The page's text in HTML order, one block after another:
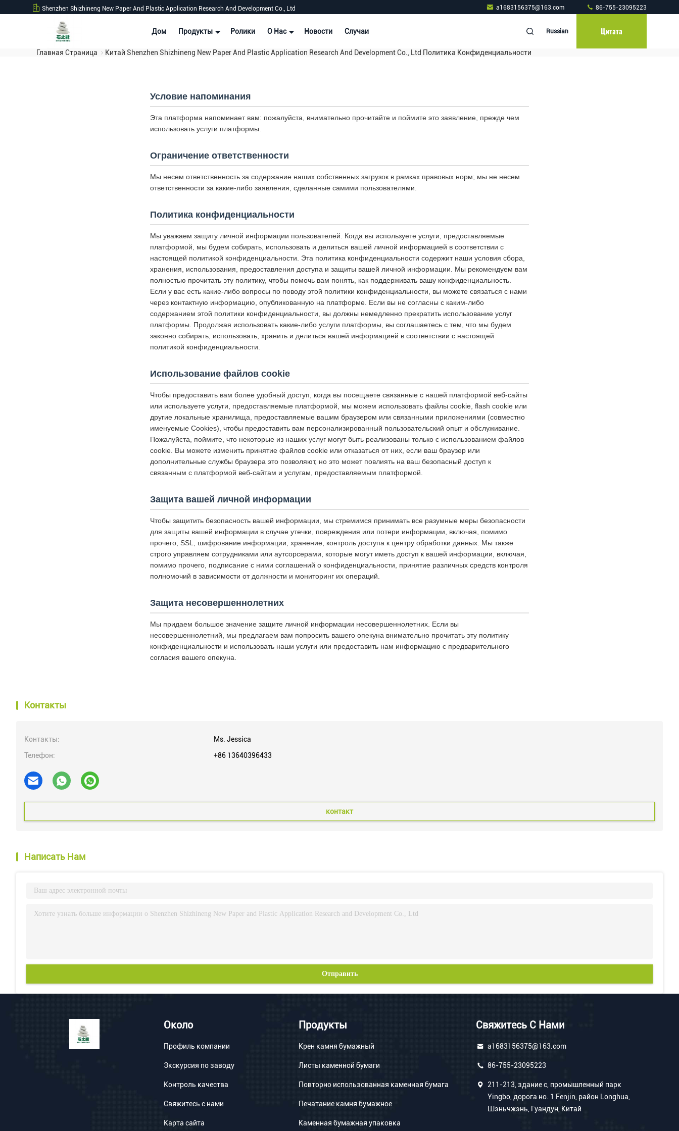
Shenzhen Shizhineng New Paper And Plastic Application Research And Development Co., Ltd a1683156375@163.com 86-755-23095223
Дом Продукты Ролики О Нас Новости Случаи Russian Цитата
Главная Страница Китай Shenzhen Shizhineng New Paper And Plastic Application Research And Development Co., Ltd Политика Конфиденциальности
Условие напоминания
Эта платформа напоминает вам: пожалуйста, внимательно прочитайте и поймите это заявление, прежде чем
использовать услуги платформы.
Ограничение ответственности
Мы несем ответственность за содержание наших собственных загрузок в рамках правовых норм; мы не несем
ответственности за какие-либо заявления, сделанные самими пользователями.
Политика конфиденциальности
Мы уважаем защиту личной информации пользователей. Когда вы используете услуги, предоставляемые
платформой, мы будем собирать, использовать и делиться вашей личной информацией в соответствии с
настоящей политикой конфиденциальности. Эта политика конфиденциальности содержит наши условия сбора,
хранения, использования, предоставления доступа и защиты вашей личной информации. Мы рекомендуем вам
полностью прочитать эту политику, чтобы помочь вам понять, как поддерживать вашу конфиденциальность.
Если у вас есть какие-либо вопросы по поводу этой политики конфиденциальности, вы можете связаться с нами
через контактную информацию, опубликованную на платформе. Если вы не согласны с каким-либо
содержанием этой политики конфиденциальности, вы должны немедленно прекратить использование услуг
платформы. Продолжая использовать какие-либо услуги платформы, вы соглашаетесь с тем, что мы будем
законно собирать, использовать, хранить и делиться вашей информацией в соответствии с настоящей
политикой конфиденциальности.
Использование файлов cookie
Чтобы предоставить вам более удобный доступ, когда вы посещаете связанные с нашей платформой веб-сайты
или используете услуги, предоставляемые платформой, мы можем использовать файлы cookie, flash cookie или
другие локальные хранилища, предоставляемые вашим браузером или связанными приложениями (совместно
именуемые Cookies), чтобы предоставить вам персонализированный пользовательский опыт и обслуживание.
Пожалуйста, поймите, что некоторые из наших услуг могут быть реализованы только с использованием файлов
cookie. Вы можете изменить принятие файлов cookie или отказаться от них, если ваш браузер или
дополнительные службы браузера это позволяют, но это может повлиять на ваш безопасный доступ к
связанным с платформой веб-сайтам и услугам, предоставляемым платформой.
Защита вашей личной информации
Чтобы защитить безопасность вашей информации, мы стремимся принимать все разумные меры безопасности
для защиты вашей информации в случае утечки, повреждения или потери информации, включая, помимо
прочего, SSL, шифрование информации, хранение, контроль доступа к центру обработки данных. Мы также
строго управляем сотрудниками или аутсорсерами, которые могут иметь доступ к вашей информации, включая,
помимо прочего, подписание с ними соглашений о конфиденциальности, принятие различных средств контроля
полномочий в зависимости от должности и мониторинг их операций.
Защита несовершеннолетних
Мы придаем большое значение защите личной информации несовершеннолетних. Если вы
несовершеннолетний, мы предлагаем вам попросить вашего опекуна внимательно прочитать эту политику
конфиденциальности и использовать наши услуги или предоставить нам информацию с предварительного
согласия вашего опекуна.
Контакты
Контакты:
Ms. Jessica
Телефон:
+86 13640396433
контакт
Написать Нам
Отправить
Около
Профиль компании
Экскурсия по заводу
Контроль качества
Свяжитесь с нами
Карта сайта
Продукты
Крен камня бумажный
Листы каменной бумаги
Повторно использованная каменная бумага
Печатание камня бумажное
Каменная бумажная упаковка
Свяжитесь С Нами
a1683156375@163.com
86-755-23095223
211-213, здание c, промышленный парк
Yingbo, дорога но. 1 Fenjin, район Longhua,
Шэньчжэнь, Гуандун, Китай